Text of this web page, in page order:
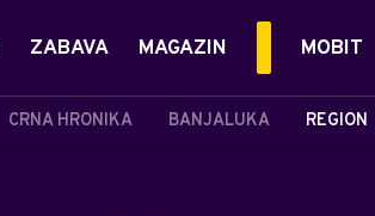
CRNA HRONIKA BANJALUKA REGION
ZABAVA MAGAZIN MOBIT